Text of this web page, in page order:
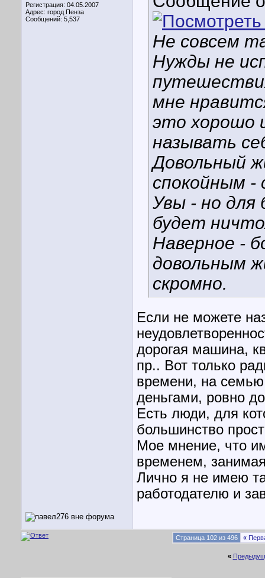
Регистрация: 04.05.2007
Адрес: город Пенза
Сообщений: 5,537
Не совсем
Нужды не
мне
это хорошо
называть
Довольный
спокойным -
Увы - но для
будет
Наверное -
довольным
скромно.
Если не можете
дорогая машина,
пр.. Вот только
времени, на семью
деньгами, ровно
Есть люди, для
большинство
Мое мнение, что
временем,
Лично я не имею
работодателю и
Страница 102 из 496 «
«